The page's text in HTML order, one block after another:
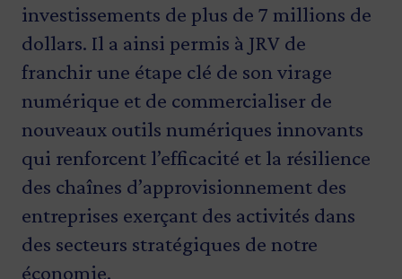
investissements de plus de 7 millions de
dollars. Il a ainsi permis à JRV de
franchir une étape clé de son virage
numérique et de commercialiser de
nouveaux outils numériques innovants
qui renforcent l’efficacité et la résilience
des chaînes d’approvisionnement des
entreprises exerçant des activités dans
des secteurs stratégiques de notre
économie.